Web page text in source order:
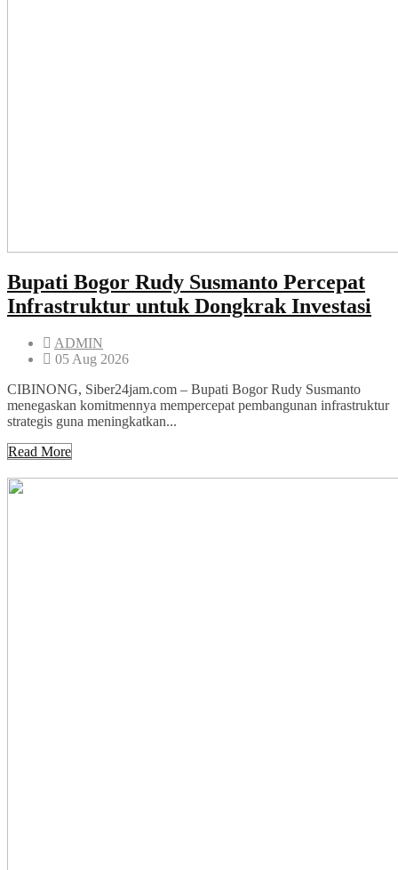
Bupati Bogor Rudy Susmanto Percepat
Infrastruktur untuk Dongkrak Investasi
ADMIN
05 Aug 2026
CIBINONG, Siber24jam.com – Bupati Bogor Rudy Susmanto
menegaskan komitmennya mempercepat pembangunan infrastruktur
strategis guna meningkatkan...
Read More